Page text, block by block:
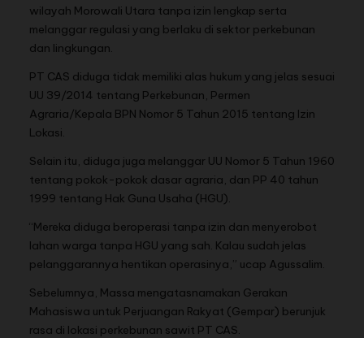
wilayah Morowali Utara tanpa izin lengkap serta
melanggar regulasi yang berlaku di sektor perkebunan
dan lingkungan.
PT CAS diduga tidak memiliki alas hukum yang jelas sesuai
UU 39/2014 tentang Perkebunan, Permen
Agraria/Kepala BPN Nomor 5 Tahun 2015 tentang Izin
Lokasi.
Selain itu, diduga juga melanggar UU Nomor 5 Tahun 1960
tentang pokok-pokok dasar agraria, dan PP 40 tahun
1999 tentang Hak Guna Usaha (HGU).
“Mereka diduga beroperasi tanpa izin dan menyerobot
lahan warga tanpa HGU yang sah. Kalau sudah jelas
pelanggarannya hentikan operasinya,” ucap Agussalim.
Sebelumnya, Massa mengatasnamakan Gerakan
Mahasiswa untuk Perjuangan Rakyat (Gempar) berunjuk
rasa di lokasi perkebunan sawit PT CAS.